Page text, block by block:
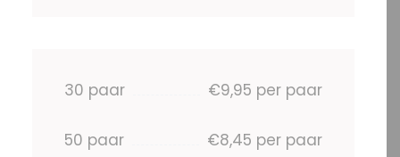
30 paar €9,95 per paar
50 paar €8,45 per paar